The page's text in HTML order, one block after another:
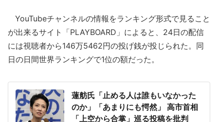
YouTubeチャンネルの情報をランキング形式で見ること
が出来るサイト「PLAYBOARD」によると、24日の配信
には視聴者から146万5462円の投げ銭が投じられた。同
日の日間世界ランキングで1位の額だった。
蓮舫氏「止める人は誰もいなかった
のか」「あまりにも愕然」 高市首相
「上空から合掌」巡る投稿を批判